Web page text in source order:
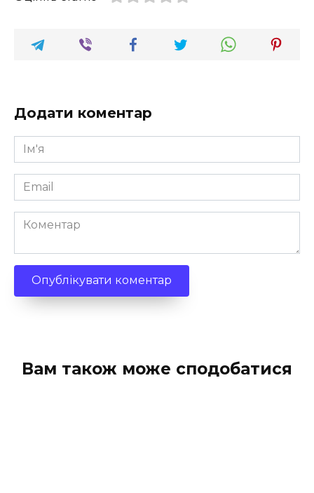
Додати коментар
Ім'я
*
Email
*
Коментар
Вам також може сподобатися